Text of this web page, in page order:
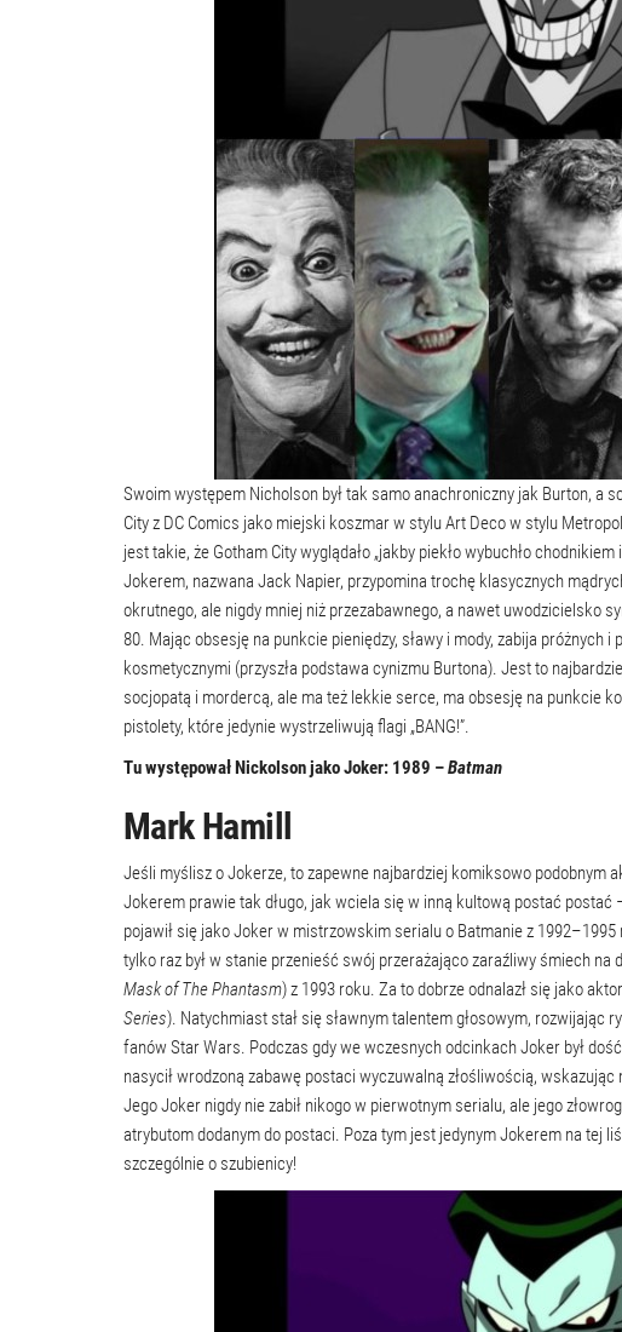
Swoim występem Nicholson był tak samo anachroniczny jak Burton, a
City z DC Comics jako miejski koszmar w stylu Art Deco w stylu
jest takie, że Gotham City wyglądało „jakby piekło wybuchło
Jokerem, nazwana Jack Napier, przypomina trochę klasycznych
okrutnego, ale nigdy mniej niż przezabawnego, a nawet uwodzicielsko
80. Mając obsesję na punkcie pieniędzy, sławy i mody, zabija próżnych
kosmetycznymi (przyszła podstawa cynizmu Burtona). Jest to
socjopatą i mordercą, ale ma też lekkie serce, ma obsesję na punkcie
pistolety, które jedynie wystrzeliwują flagi „BANG!”.
Tu występował Nickolson jako Joker: 1989 –Batman
Mark Hamill
Jeśli myślisz o Jokerze, to zapewne najbardziej komiksowo podobnym
Jokerem prawie tak długo, jak wciela się w inną kultową postać postać
pojawił się jako Joker w mistrzowskim serialu o Batmanie z
tylko raz był w stanie przenieść swój przerażająco zaraźliwy śmiech na
Mask of The Phantasm) z 1993 roku. Za to dobrze odnalazł się jako
Series). Natychmiast stał się sławnym talentem głosowym, rozwijając
fanów Star Wars. Podczas gdy we wczesnych odcinkach Joker był
nasycił wrodzoną zabawę postaci wyczuwalną złośliwością,
Jego Joker nigdy nie zabił nikogo w pierwotnym serialu, ale jego
atrybutom dodanym do postaci. Poza tym jest jedynym Jokerem na tej
szczególnie o szubienicy!